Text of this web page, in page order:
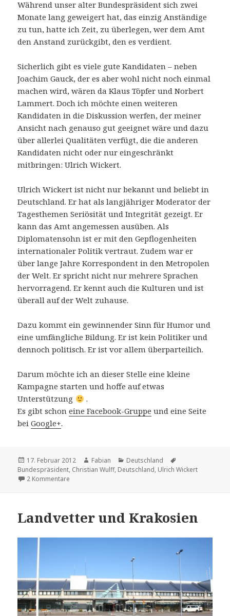
Während unser alter Bundespräsident sich zwei
Monate lang geweigert hat, das einzig Anständige
zu tun, hatte ich Zeit, zu überlegen, wer dem Amt
den Anstand zurückgibt, den es verdient.
Sicherlich gibt es viele gute Kandidaten – neben
Joachim Gauck, der es aber wohl nicht noch einmal
machen wird, wären da Klaus Töpfer und Norbert
Lammert. Doch ich möchte einen weiteren
Kandidaten in die Diskussion werfen, der meiner
Ansicht nach genauso gut geeignet wäre und dazu
über allerlei Qualitäten verfügt, die die anderen
Kandidaten nicht oder nur eingeschränkt
mitbringen: Ulrich Wickert.
Ulrich Wickert ist nicht nur bekannt und beliebt in
Deutschland. Er hat als langjähriger Moderator der
Tagesthemen Seriösität und Integrität gezeigt. Er
kann das Amt angemessen ausüben. Als
Diplomatensohn ist er mit den Gepflogenheiten
internationaler Politik vertraut. Zudem war er
über lange Jahre Korrespondent in den Metropolen
der Welt. Er spricht nicht nur mehrere Sprachen
hervorragend. Er kennt auch die Kulturen und ist
überall auf der Welt zuhause.
Dazu kommt ein gewinnender Sinn für Humor und
eine umfängliche Bildung. Er ist kein Politiker und
dennoch politisch. Er ist vor allem überparteilich.
Darum möchte ich an dieser Stelle eine kleine
Kampagne starten und hoffe auf etwas
Unterstützung
.
Es gibt schoneine Facebook-Gruppe und eine Seite
beiGoogle+.
Veröffentlicht
am
17. Februar 2012 Autor
Fabian Kategorien
Deutschland
Bundespräsident, Christian Wulff, Deutschland, Ulrich Wickert
2 Kommentare
Landvetter und Krakosien